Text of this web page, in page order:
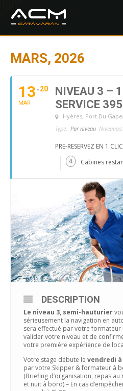
MARS, 2026
13
MAR
20
NIVEAU 3 –
SERVICE
Hyères, Port Du
Type: Par niveau Niveau(x):
PRE-RESERVEZ EN 1
4 Cabines
DESCRIPTION
Le niveau 3, semi-hauturier
sérieusement la navigation en
sera effectué par votre formateur
valider votre niveau et de
votre première expérience de
Votre stage débute le vendredi
par votre Skipper & formateur à
(Briefing d’organisation, repas au
et nuit à bord) – En cas